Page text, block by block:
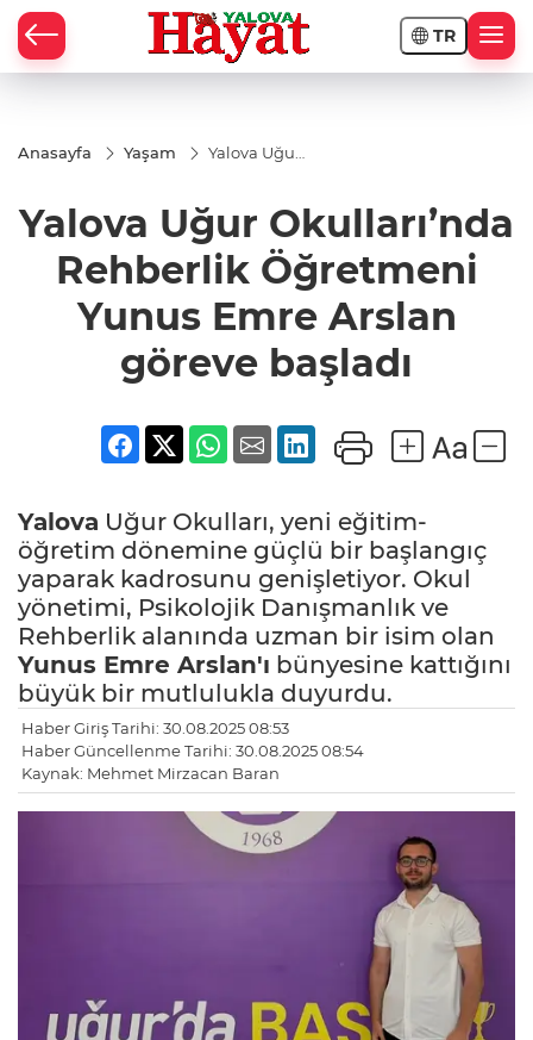
TR
Anasayfa Yaşam
Yalova Uğur
Öğretmeni
Yunus Emre
Arslan
göreve
başladı
Yalova Uğur Okulları’nda
Rehberlik Öğretmeni
Yunus Emre Arslan
göreve başladı
Yalova Uğur Okulları, yeni eğitim-
öğretim dönemine güçlü bir başlangıç
yaparak kadrosunu genişletiyor. Okul
yönetimi, Psikolojik Danışmanlık ve
Rehberlik alanında uzman bir isim olan
Yunus Emre Arslan'ı bünyesine kattığını
büyük bir mutlulukla duyurdu.
Haber Giriş Tarihi: 30.08.2025 08:53
Haber Güncellenme Tarihi: 30.08.2025 08:54
Kaynak: Mehmet Mirzacan Baran